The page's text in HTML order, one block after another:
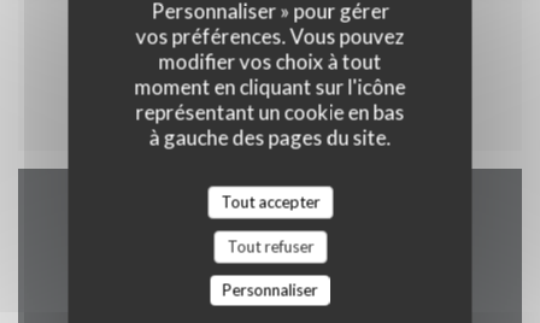
Personnaliser » pour gérer
vos préférences. Vous pouvez
modifier vos choix à tout
moment en cliquant sur l'icône
représentant un cookie en bas
à gauche des pages du site.
Tout accepter
Tout refuser
Personnaliser
Menu enfant
Accès/Contact